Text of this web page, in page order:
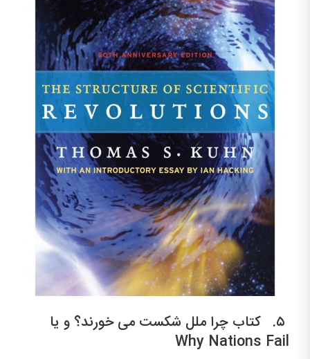
۵. کتاب چرا ملل شکست می خورند؟ و یا
Why Nations Fail